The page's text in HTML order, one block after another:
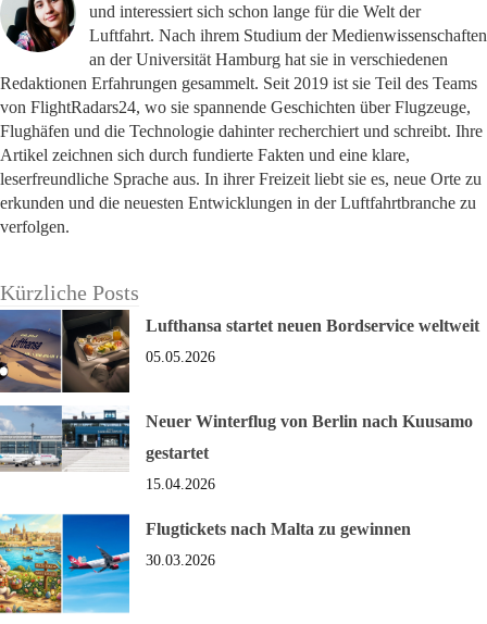
und interessiert sich schon lange für die Welt der
Luftfahrt. Nach ihrem Studium der Medienwissenschaften
an der Universität Hamburg hat sie in verschiedenen
Redaktionen Erfahrungen gesammelt. Seit 2019 ist sie Teil des Teams
von FlightRadars24, wo sie spannende Geschichten über Flugzeuge,
Flughäfen und die Technologie dahinter recherchiert und schreibt. Ihre
Artikel zeichnen sich durch fundierte Fakten und eine klare,
leserfreundliche Sprache aus. In ihrer Freizeit liebt sie es, neue Orte zu
erkunden und die neuesten Entwicklungen in der Luftfahrtbranche zu
verfolgen.
Kürzliche Posts
Lufthansa startet neuen Bordservice weltweit
05.05.2026
Neuer Winterflug von Berlin nach Kuusamo
gestartet
15.04.2026
Flugtickets nach Malta zu gewinnen
30.03.2026